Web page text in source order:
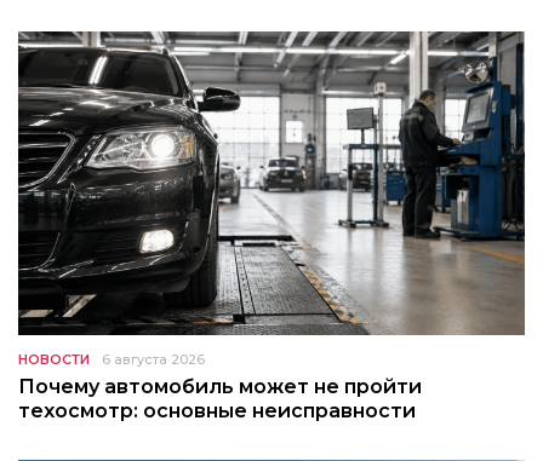
НОВОСТИ 6 августа 2026
Почему автомобиль может не пройти
техосмотр: основные неисправности